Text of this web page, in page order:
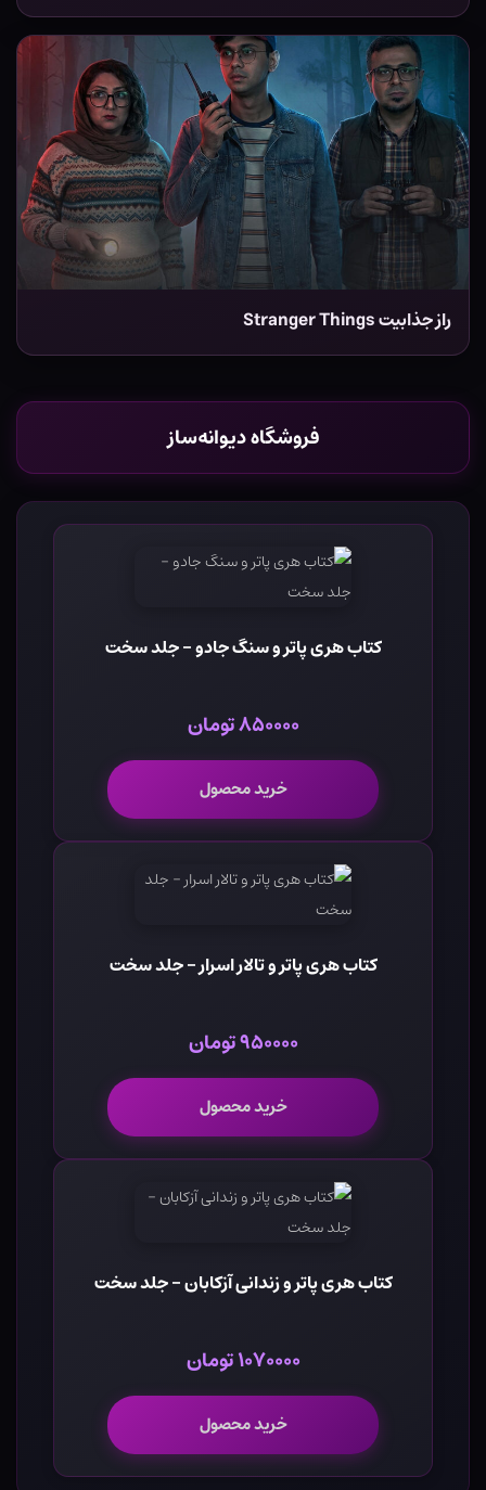
راز جذابیت Stranger Things
فروشگاه دیوانه‌ساز
کتاب هری پاتر و سنگ جادو - جلد سخت
۸۵۰۰۰۰ تومان
خرید محصول
کتاب هری پاتر و تالار اسرار - جلد سخت
۹۵۰۰۰۰ تومان
خرید محصول
کتاب هری پاتر و زندانی آزکابان - جلد سخت
۱۰۷۰۰۰۰ تومان
خرید محصول